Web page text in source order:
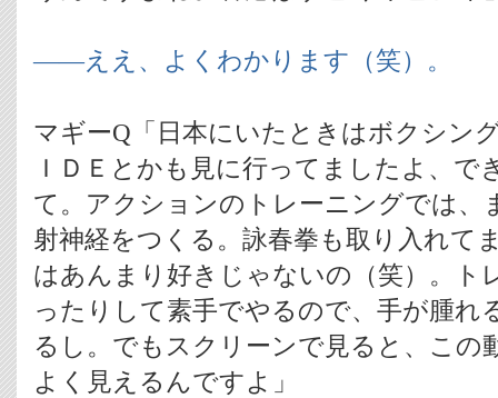
――ええ、よくわかります（笑）。
マギーQ「日本にいたときはボクシン
ＩＤＥとかも見に行ってましたよ、で
て。アクションのトレーニングでは、
射神経をつくる。詠春拳も取り入れて
はあんまり好きじゃないの（笑）。ト
ったりして素手でやるので、手が腫れ
るし。でもスクリーンで見ると、この
よく見えるんですよ」